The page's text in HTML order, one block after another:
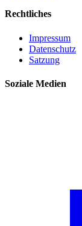
Rechtliches
Impressum
Datenschutz
Satzung
Soziale Medien